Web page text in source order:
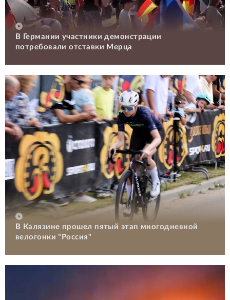
В Германии участники демонстрации
потребовали отставки Мерца
В Калязине прошел пятый этап многодневной
велогонки "Россия"